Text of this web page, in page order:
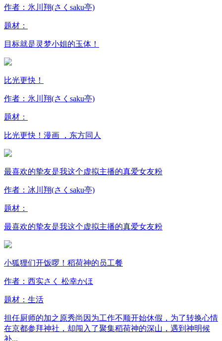
作者：氷川翔(さくsaku亭)
题材：
目标就是灵梦小姐的玉体！
比光更快！
作者：氷川翔(さくsaku亭)
题材：
比光更快！漫画 ，东方同人
最喜欢的挚友是我这个虚拟主播的真爱女友粉
作者：冰川翔(さくsaku亭)
题材：
最喜欢的挚友是我这个虚拟主播的真爱女友粉
小狐狸们开饭啰！稻荷神的员工餐
作者：西实さく 松幸かほ
题材： 生活
担任厨师的加之原秀尚因为工作不顺开始休假，为了转换心情
在京都参拜神社，却闯入了聚集稻荷神的深山，遇到神明候
补...